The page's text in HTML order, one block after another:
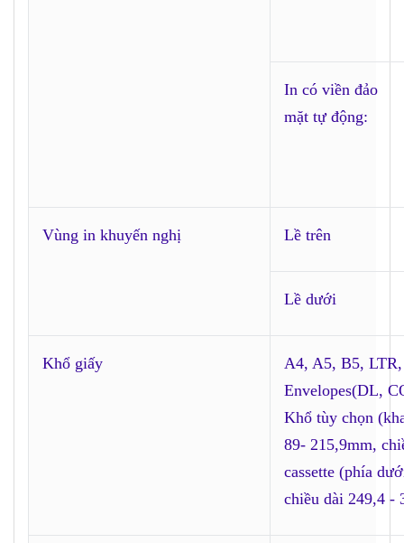
In có viền đảo
mặt tự động:
Vùng in khuyến nghị Lề trên
Lề dưới
Khổ giấy
A4, A5, B5,
Envelopes(DL,
Khổ tùy chọn
89- 215,9mm,
cassette (phía
chiều dài 249,4 -